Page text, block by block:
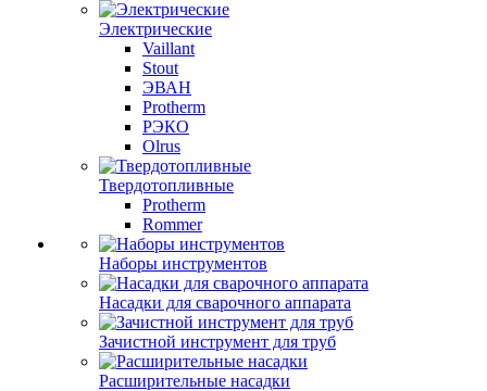
Электрические
Vaillant
Stout
ЭВАН
Protherm
РЭКО
Olrus
Твердотопливные
Protherm
Rommer
Наборы инструментов
Насадки для сварочного аппарата
Зачистной инструмент для труб
Расширительные насадки